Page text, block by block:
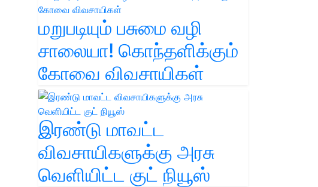
மறுபடியும் பசுமை வழி
சாலையா! கொந்தளிக்கும்
கோவை விவசாயிகள்
இரண்டு மாவட்ட
விவசாயிகளுக்கு அரசு
வெளியிட்ட குட் நியூஸ்